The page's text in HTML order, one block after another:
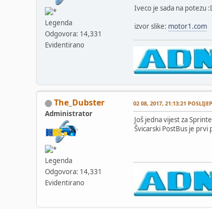
Legenda
Odgovora: 14,331
Evidentirano
Iveco je sada na potezu
izvor slike: motor1.com
The_Dubster
Administrator
Legenda
Odgovora: 14,331
Evidentirano
02 08, 2017, 21:13:21
Još jedna vijest za
Švicarski PostBus je